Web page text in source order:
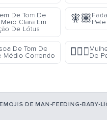
De Tom De
Clara Em
De Lótus
🧚🏽
De Tom De
Médio Correndo
🧝🏽‍♀️De
DE MAN-FEEDING-BABY-